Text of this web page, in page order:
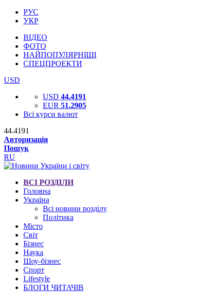
РУС
УКР
ВІДЕО
ФОТО
НАЙПОПУЛЯРНІШІ
СПЕЦПРОЕКТИ
USD
USD 44.4191
EUR 51.2905
Всі курси валют
44.4191
Авторизація
Пошук
RU
ВСІ РОЗДІЛИ
Головна
Україна
Всі новини розділу
Політика
Місто
Світ
Бізнес
Наука
Шоу-бізнес
Спорт
Lifestyle
БЛОГИ ЧИТАЧІВ